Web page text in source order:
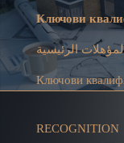
Ключови
الرئيسية
Ключови
RECOGNITION